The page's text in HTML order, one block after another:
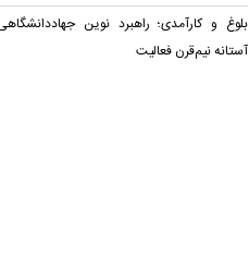
بلوغ و کارآمدی؛ راهبرد نوین
آستانه نیم‌قرن فعالیت